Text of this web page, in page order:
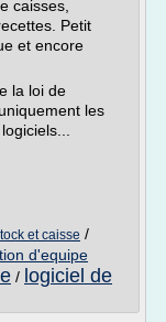
caisses,
Petit
et encore
la loi de
les
et caisse /
d'equipe
/ logiciel de